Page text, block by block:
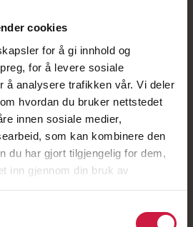
cookies
for å gi innhold og
for å levere sosiale
å analysere trafikken vår. Vi deler
hvordan du bruker nettstedet
innen sosiale medier,
som kan kombinere den
du har gjort tilgjengelig for dem,
inn gjennom din bruk av